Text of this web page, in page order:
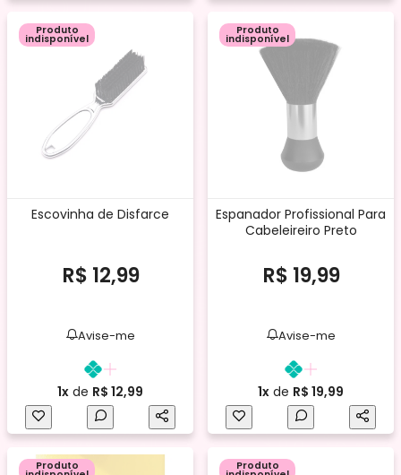
Produto
indisponível
Escovinha de Disfarce
R$ 12,99
Avise-me
1x de R$ 12,99
Produto
indisponível
Espanador Profissional Para
Cabeleireiro Preto
R$ 19,99
Avise-me
1x de R$ 19,99
Produto Produto